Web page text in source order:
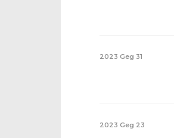
2023 Geg 31
2023 Geg 23